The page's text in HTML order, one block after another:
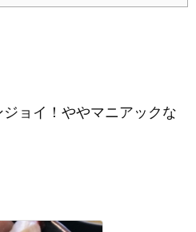
ョイ！ややマニアックな